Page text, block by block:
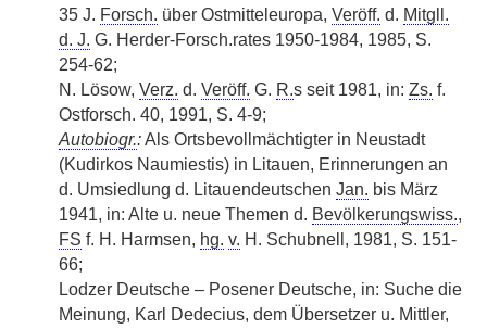
35 J. Forsch. über Ostmitteleuropa, Veröff. d. Mitgll.
d. J. G. Herder-Forsch.rates 1950-1984, 1985, S.
254-62;
N. Lösow, Verz. d. Veröff. G. R.s seit 1981, in: Zs. f.
Ostforsch. 40, 1991, S. 4-9;
Autobiogr.:Als Ortsbevollmächtigter in Neustadt
(Kudirkos Naumiestis) in Litauen, Erinnerungen an
d. Umsiedlung d. Litauendeutschen Jan. bis März
1941, in: Alte u. neue Themen d. Bevölkerungswiss.,
FS f. H. Harmsen, hg. v. H. Schubnell, 1981, S. 151-
66;
Lodzer Deutsche – Posener Deutsche, in: Suche die
Meinung, Karl Dedecius, dem Übersetzer u. Mittler,